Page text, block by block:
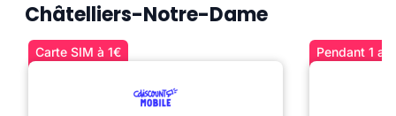
Châtelliers-Notre-Dame
Carte SIM à 1€ Pendant 1